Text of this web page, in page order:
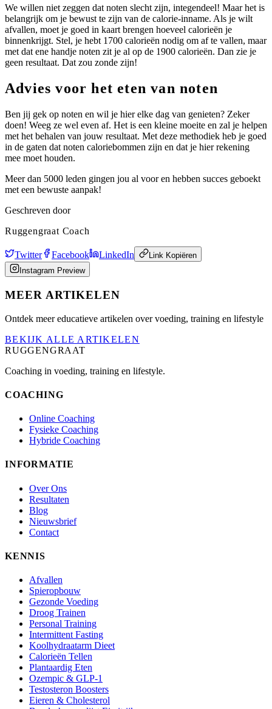
We willen niet zeggen dat noten slecht zijn, integendeel! Maar het is
belangrijk om je bewust te zijn van de calorie-inname. Als je wilt
afvallen, moet je goed in kaart brengen hoeveel calorieën je
binnenkrijgt. Stel, je hebt 1700 calorieën nodig om af te vallen, maar
met dat ene handje noten zit je al op de 1900 calorieën. Dan zie je
geen resultaat. Dat zou zonde zijn!
Advies voor het eten van noten
Ben jij gek op noten en wil je hier elke dag van genieten? Zeker
doen! Weeg ze wel even af. Het is een kleine moeite en zal je helpen
met het behalen van jouw resultaat. Met deze methodiek heb je goed
in de gaten dat noten caloriebommen zijn en dat je hier rekening
mee moet houden.
Meer dan 5000 leden gingen jou al voor en hebben succes geboekt
met een bewuste aanpak!
Geschreven door
Ruggengraat Coach
Twitter Facebook LinkedIn
Link Kopiëren
Instagram Preview
MEER ARTIKELEN
Ontdek meer educatieve artikelen over voeding, training en lifestyle
BEKIJK ALLE ARTIKELEN
RUGGENGRAAT
Coaching in voeding, training en lifestyle.
COACHING
Online Coaching
Fysieke Coaching
Hybride Coaching
INFORMATIE
Over Ons
Resultaten
Blog
Nieuwsbrief
Contact
KENNIS
Afvallen
Spieropbouw
Gezonde Voeding
Droog Trainen
Personal Training
Intermittent Fasting
Koolhydraatarm Dieet
Calorieën Tellen
Plantaardig Eten
Ozempic & GLP-1
Testosteron Boosters
Eieren & Cholesterol